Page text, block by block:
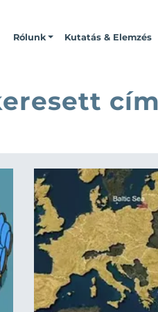
Rólunk Kutatás & Elemzés